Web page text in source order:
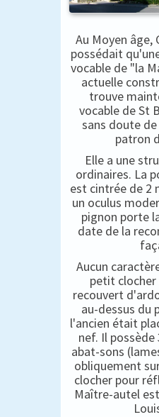
Au Moyen âge,
possédait
vocable de "la
actuelle
trouve
vocable de St
sans doute
patron
Elle a une
ordinaires. La
est cintrée de 2
un oculus
pignon porte
date de la
Aucun
petit clocher
recouvert
au-dessus du
l'ancien était
nef. Il
abat-sons
obliquement
clocher pour
Maître-autel